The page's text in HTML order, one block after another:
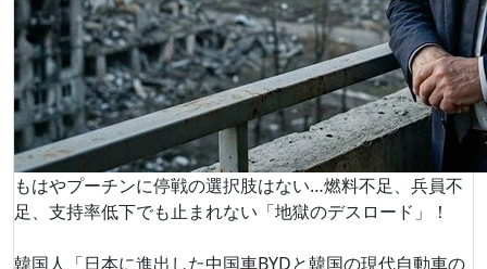
もはやプーチンに停戦の選択肢はない…燃料不足、兵員不
足、支持率低下でも止まれない「地獄のデスロード」！
韓国人「日本に進出した中国車BYDと韓国の現代自動車の